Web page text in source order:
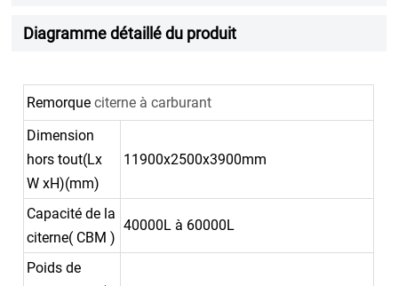
Diagramme détaillé du produit
Remorqueciterne à carburant
Dimension
hors tout(Lx
W xH)(mm)
11900x2500x3900mm
Capacité de la
citerne( CBM )
40000L à 60000L
Poids de